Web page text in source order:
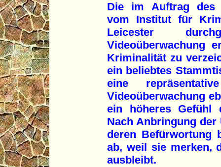
Die im Auftrag des
vom Institut für
Leicester
Videoüberwachung
Kriminalität zu
ein beliebtes
eine
Videoüberwachung
ein höheres Gefühl
Nach Anbringung
deren Befürwortung
ab, weil sie merken,
ausbleibt.